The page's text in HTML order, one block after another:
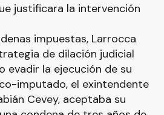
justificara la intervención
impuestas, Larrocca
de dilación judicial
evadir la ejecución de su
imputado, el exintendente
Cevey, aceptaba su